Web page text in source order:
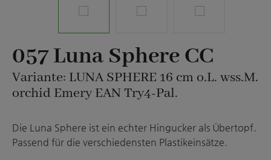
057 Luna Sphere CC
Variante: LUNA SPHERE 16 cm o.L. wss.M.
orchid Emery EAN Try4-Pal.
Die Luna Sphere ist ein echter Hingucker als Übertopf.
Passend für die verschiedensten Plastikeinsätze.